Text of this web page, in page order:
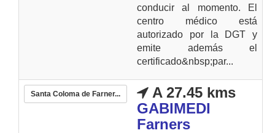
conducir al momento. El
centro médico está
autorizado por la DGT y
emite además el
certificado&nbsp;par...
Santa Coloma de Farner...
A 27.45 kms
GABIMEDI
Farners